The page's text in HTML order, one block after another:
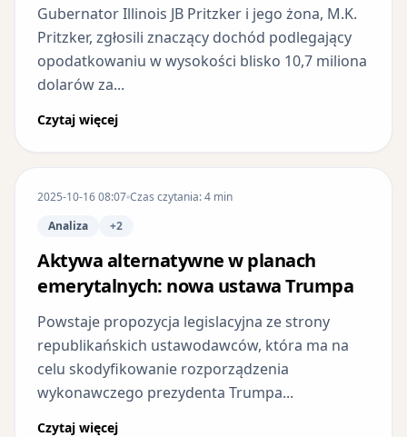
Gubernator Illinois JB Pritzker i jego żona, M.K.
Pritzker, zgłosili znaczący dochód podlegający
opodatkowaniu w wysokości blisko 10,7 miliona
dolarów za...
Czytaj więcej
2025-10-16 08:07 Czas czytania: 4 min
Analiza
+2
Aktywa alternatywne w planach
emerytalnych: nowa ustawa Trumpa
Powstaje propozycja legislacyjna ze strony
republikańskich ustawodawców, która ma na
celu skodyfikowanie rozporządzenia
wykonawczego prezydenta Trumpa...
Czytaj więcej